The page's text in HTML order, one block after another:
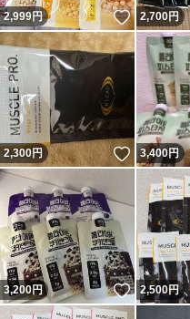
2,999円 いいね！
2,700円
2,300円 いいね！
3,400円
3,200円 いいね！
2,500円